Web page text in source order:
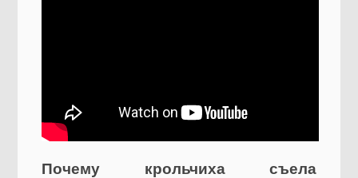
Почему крольчиха съела